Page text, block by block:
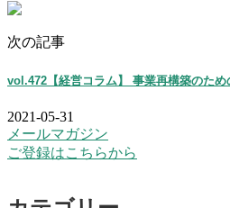
次の記事
vol.472【経営コラム】 事業再構築のため
2021-05-31
メールマガジン
ご登録はこちらから